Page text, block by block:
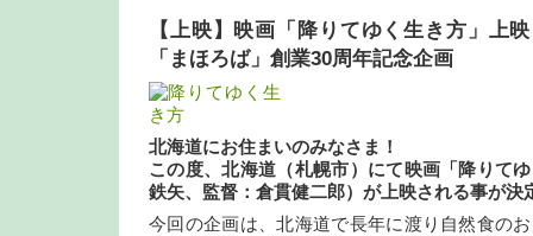
【上映】映画「降りてゆく生き方」上
「まほろば」創業30周年記念企画
北海道にお住まいのみなさま！
この度、北海道（札幌市）にて映画「降りて
鉄矢、監督：倉貫健二郎）が上映される事が決
今回の企画は、北海道で長年に渡り自然食の